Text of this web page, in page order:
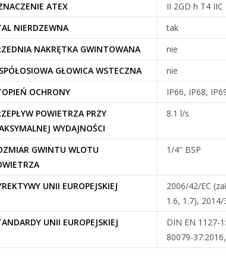
ATEX
II 2GD h T4 IIC
NIERDZEWNA
tak
NAKRĘTKA GWINTOWANA
nie
GŁOWICA WSTECZNA
nie
OCHRONY
IP66, IP68,
POWIETRZA PRZY
WYDAJNOŚCI
8.1 l/s
GWINTU WLOTU
1/4″ BSP
UNII EUROPEJSKIEJ
2006/42/EC
1.6, 1.7), 2014/
UNII EUROPEJSKIEJ
DIN EN 1127-
80079-